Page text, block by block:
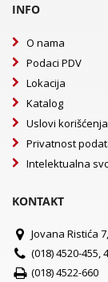
INFO
O nama
Podaci PDV
Lokacija
Katalog
Uslovi korišćenja
Privatnost
Intelektualna
KONTAKT
Jovana Ristića
(018) 4520-455,
(018) 4522-660